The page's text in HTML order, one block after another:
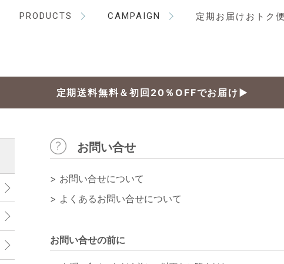
PRODUCTS CAMPAIGN 定期お届けおトク
定期送料無料＆初回20％OFFでお届け▶
お問い合せ
> お問い合せについて
> よくあるお問い合せについて
お問い合せの前に